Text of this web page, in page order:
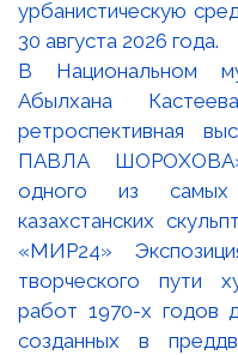
В Национальном
Абылхана
ретроспективная
ПАВЛА
одного из самых
казахстанских
«МИР24»
творческого пути
работ 1970-х годов
созданных в